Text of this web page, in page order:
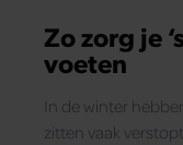
Zo zorg je
voeten
In de winter
zitten vaak